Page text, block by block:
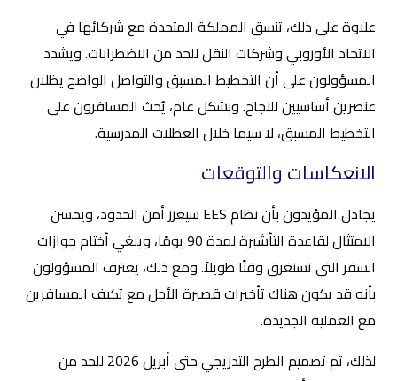
علاوة على ذلك، تنسق المملكة المتحدة مع شركائها في
الاتحاد الأوروبي وشركات النقل للحد من الاضطرابات. ويشدد
المسؤولون على أن التخطيط المسبق والتواصل الواضح يظلان
عنصرين أساسيين للنجاح. وبشكل عام، يُحث المسافرون على
التخطيط المسبق، لا سيما خلال العطلات المدرسية.
الانعكاسات والتوقعات
يجادل المؤيدون بأن نظام EES سيعزز أمن الحدود، ويحسن
الامتثال لقاعدة التأشيرة لمدة 90 يومًا، ويلغي أختام جوازات
السفر التي تستغرق وقتًا طويلاً. ومع ذلك، يعترف المسؤولون
بأنه قد يكون هناك تأخيرات قصيرة الأجل مع تكيف المسافرين
مع العملية الجديدة.
لذلك، تم تصميم الطرح التدريجي حتى أبريل 2026 للحد من